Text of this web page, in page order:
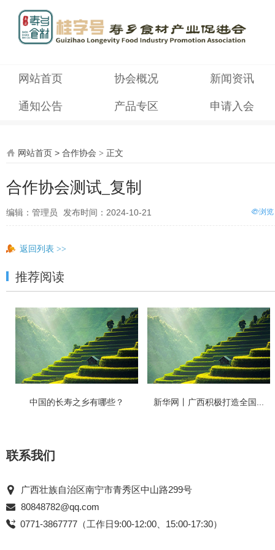
网站首页 协会概况 新闻资讯
通知公告 产品专区 申请入会
网站首页 > 合作协会 > 正文
合作协会测试_复制
编辑：管理员 发布时间：2024-10-21 浏
返回列表 >>
推荐阅读
中国的长寿之乡有哪些？ 新华网丨广西积极打造全国...
联系我们
广西壮族自治区南宁市青秀区中山路299号
80848782@qq.com
0771-3867777（工作日9:00-12:00、15:00-17:30）